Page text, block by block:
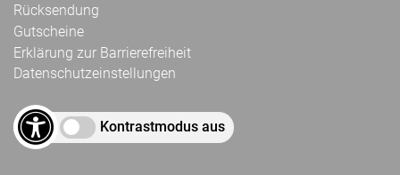
Rücksendung
Gutscheine
Erklärung zur Barrierefreiheit
Datenschutzeinstellungen
Kontrastmodus aus